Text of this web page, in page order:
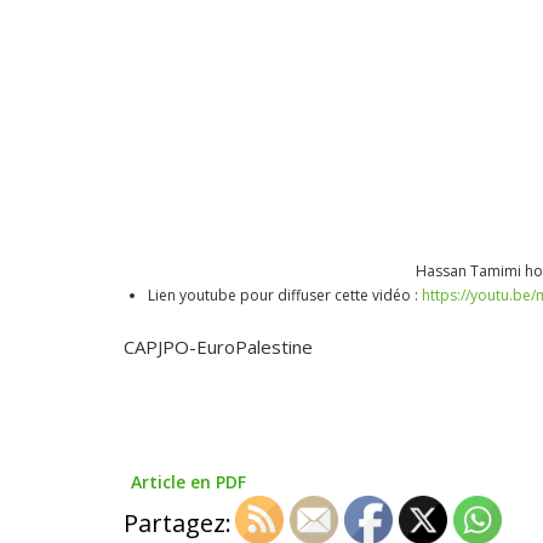
Hassan Tamimi
Lien youtube pour diffuser cette vidéo : https://youtu.be/
CAPJPO-EuroPalestine
Article en PDF
Partagez: